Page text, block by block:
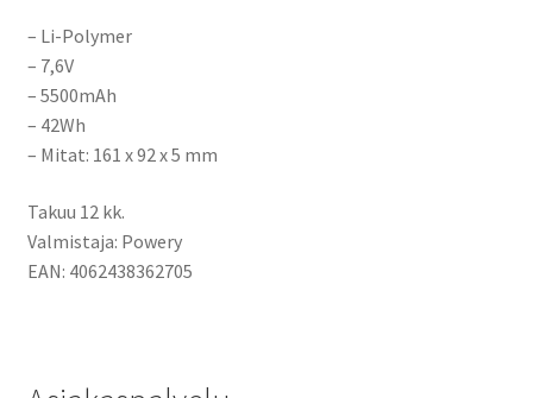
– Li-Polymer
– 7,6V
– 5500mAh
– 42Wh
– Mitat: 161 x 92 x 5 mm
Takuu 12 kk.
Valmistaja: Powery
EAN: 4062438362705